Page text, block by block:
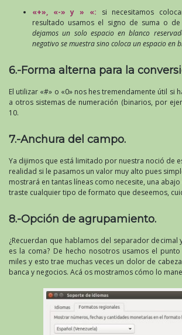
«+», «-» y » «: si necesitamos
resultado usamos el signo de suma o de
dejamos un solo espacio en blanco
negativo se muestra sino coloca un espacio en
6.-Forma alterna para la
El utilizar «#» o «0» nos hes tremendamente útil si
a otros sistemas de numeración (binarios, por
10.
7.-Anchura del campo.
Ya dijimos que está limitado por nuestra noció de
realidad si le pasamos un valor muy alto pues
mostrará en tantas líneas como necesite, una
traste cualquier tipo de formato que deseemos,
8.-Opción de agrupamiento.
¿Recuerdan que hablamos del separador decimal
es la coma? De hecho nosotros usamos el
miles y esto trae muchas veces un dolor de
banca y negocios. Acá os mostramos cómo lo